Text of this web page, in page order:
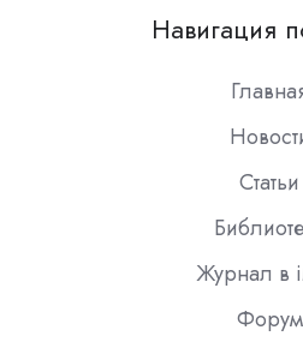
Навигация
Статьи
Журнал в
Форум